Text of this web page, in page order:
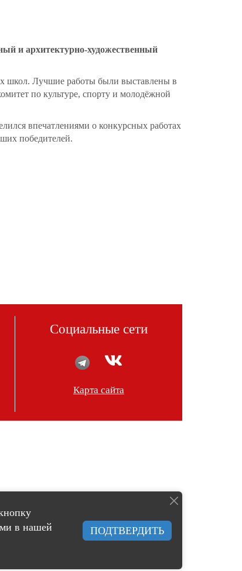
и архитектурно-художественный
школ. Лучшие работы были выставлены в
по культуре, спорту и молодёжной
впечатлениями о конкурсных работах
победителей.
Социальные сети
Карта сайта
в нашей
ПОДТВЕРДИТЬ